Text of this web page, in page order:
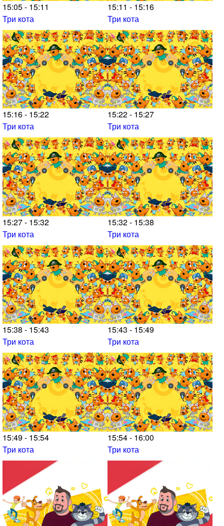
15:05 - 15:11
Три кота
15:11 - 15:16
Три кота
15:16 - 15:22
Три кота
15:22 - 15:27
Три кота
15:27 - 15:32
Три кота
15:32 - 15:38
Три кота
15:38 - 15:43
Три кота
15:43 - 15:49
Три кота
15:49 - 15:54
Три кота
15:54 - 16:00
Три кота